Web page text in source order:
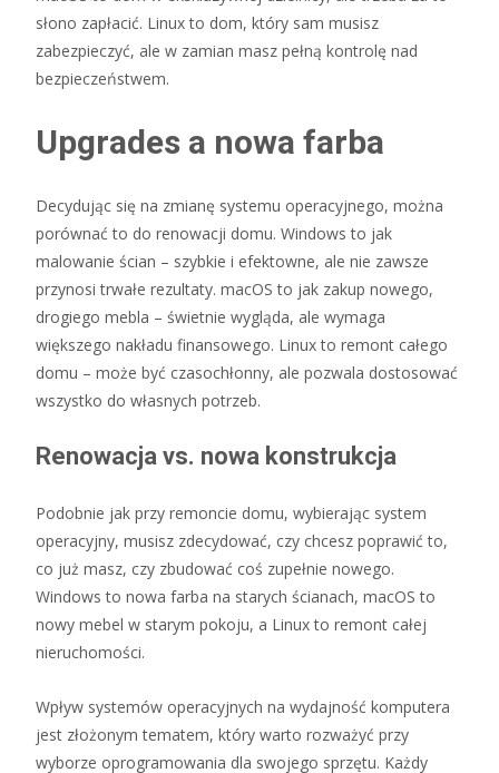
słono zapłacić. Linux to dom, który sam musisz
zabezpieczyć, ale w zamian masz pełną kontrolę nad
bezpieczeństwem.
Upgrades a nowa farba
Decydując się na zmianę systemu operacyjnego, można
porównać to do renowacji domu. Windows to jak
malowanie ścian – szybkie i efektowne, ale nie zawsze
przynosi trwałe rezultaty. macOS to jak zakup nowego,
drogiego mebla – świetnie wygląda, ale wymaga
większego nakładu finansowego. Linux to remont całego
domu – może być czasochłonny, ale pozwala dostosować
wszystko do własnych potrzeb.
Renowacja vs. nowa konstrukcja
Podobnie jak przy remoncie domu, wybierając system
operacyjny, musisz zdecydować, czy chcesz poprawić to,
co już masz, czy zbudować coś zupełnie nowego.
Windows to nowa farba na starych ścianach, macOS to
nowy mebel w starym pokoju, a Linux to remont całej
nieruchomości.
Wpływ systemów operacyjnych na wydajność komputera
jest złożonym tematem, który warto rozważyć przy
wyborze oprogramowania dla swojego sprzętu. Każdy